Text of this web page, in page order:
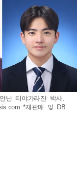
난 티야가라잔 박사,
*재판매 및 DB